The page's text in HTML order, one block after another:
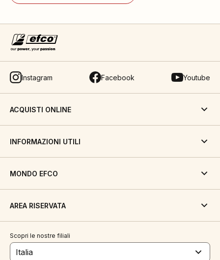
Instagram Facebook Youtube
ACQUISTI ONLINE
INFORMAZIONI UTILI
MONDO EFCO
AREA RISERVATA
Scopri le nostre filiali
Italia